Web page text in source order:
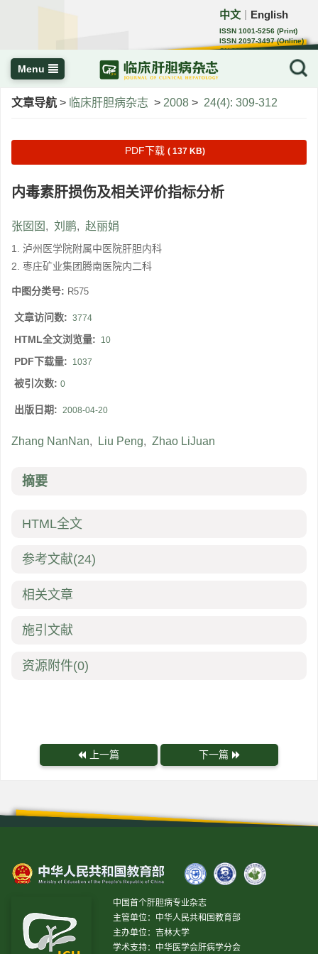
中文 English
ISSN 1001-5256 (Print)
ISSN 2097-3497 (Online)
CN 22-1108/R
Menu
文章导航 > 临床肝胆病杂志 > 2008 > 24(4): 309-312
PDF下载 ( 137 KB)
内毒素肝损伤及相关评价指标分析
张囡囡 , 刘鹏, 赵丽娟
1. 泸州医学院附属中医院肝胆内科
2. 枣庄矿业集团腾南医院内二科
中图分类号: R575
文章访问数: 3774
HTML全文浏览量: 10
PDF下载量: 1037
被引次数: 0
出版日期: 2008-04-20
Zhang NanNan, Liu Peng, Zhao LiJuan
摘要
HTML全文
参考文献(24)
相关文章
施引文献
资源附件(0)
上一篇 下一篇
中国首个肝胆病专业杂志
主管单位：中华人民共和国教育部
主办单位：吉林大学
学术支持：中华医学会肝病学分会